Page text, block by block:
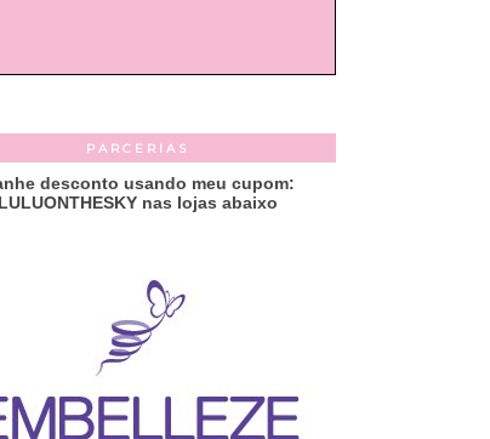
PARCERIAS
desconto usando meu cupom:
LULUONTHESKY nas lojas abaixo